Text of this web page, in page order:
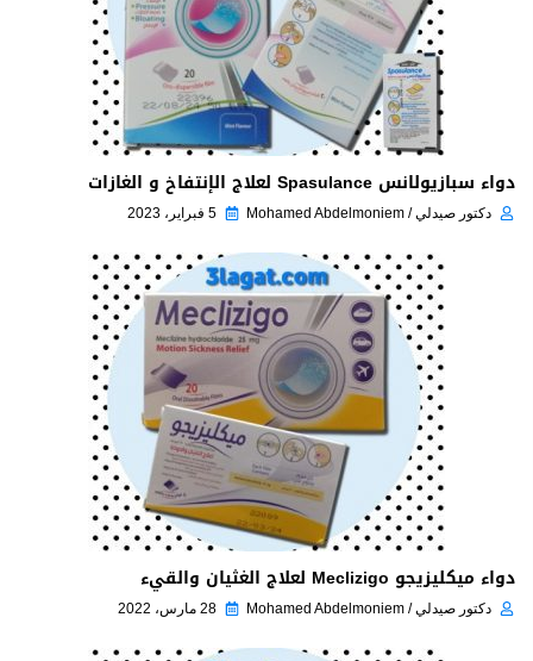
دواء سبازيولانس Spasulance لعلاج الإنتفاخ و الغازات
دكتور صيدلي / Mohamed Abdelmoniem 5 فبراير، 2023
دواء ميكليزيجو Meclizigo لعلاج الغثيان والقيء
دكتور صيدلي / Mohamed Abdelmoniem 28 مارس، 2022